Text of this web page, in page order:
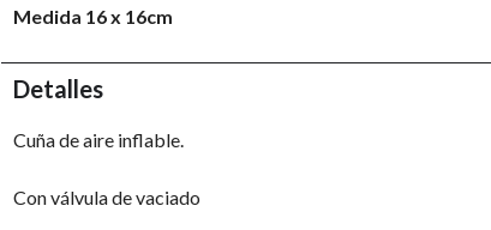
Medida 16 x 16cm
Detalles
Cuña de aire inflable.
Con válvula de vaciado